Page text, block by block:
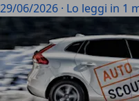
29/06/2026 · Lo leggi in 1